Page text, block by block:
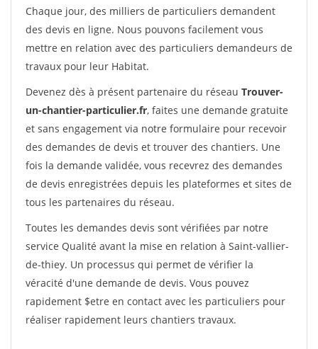
Chaque jour, des milliers de particuliers demandent
des devis en ligne. Nous pouvons facilement vous
mettre en relation avec des particuliers demandeurs de
travaux pour leur Habitat.
Devenez dès à présent partenaire du réseau Trouver-
un-chantier-particulier.fr, faites une demande gratuite
et sans engagement via notre formulaire pour recevoir
des demandes de devis et trouver des chantiers. Une
fois la demande validée, vous recevrez des demandes
de devis enregistrées depuis les plateformes et sites de
tous les partenaires du réseau.
Toutes les demandes devis sont vérifiées par notre
service Qualité avant la mise en relation à Saint-vallier-
de-thiey. Un processus qui permet de vérifier la
véracité d'une demande de devis. Vous pouvez
rapidement $etre en contact avec les particuliers pour
réaliser rapidement leurs chantiers travaux.